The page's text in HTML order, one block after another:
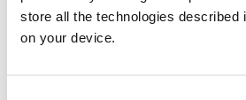
store all the technologies described
on your device.